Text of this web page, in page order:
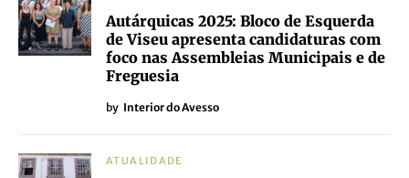
Autárquicas 2025: Bloco de Esquerda
de Viseu apresenta candidaturas com
foco nas Assembleias Municipais e de
Freguesia
by Interior do Avesso
ATUALIDADE